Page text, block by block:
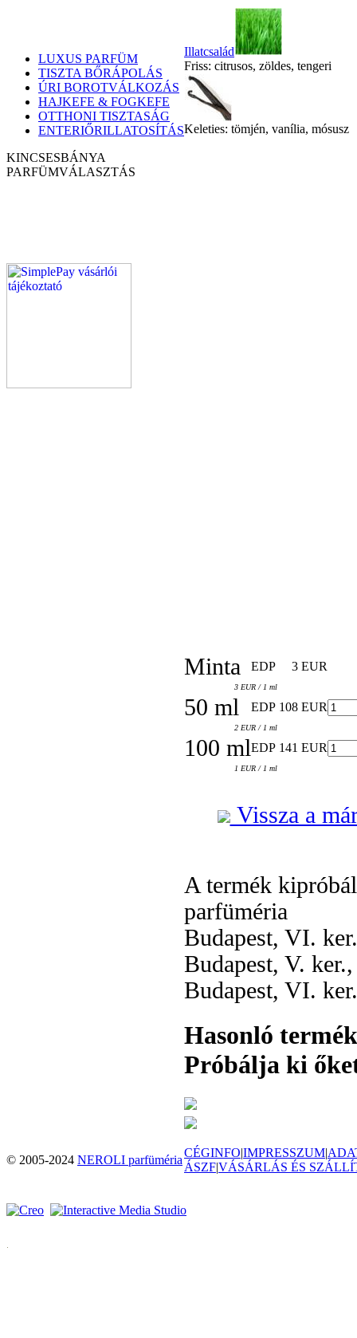
LUXUS PARFÜM
TISZTA BŐRÁPOLÁS
ÚRI BOROTVÁLKOZÁS
HAJKEFE & FOGKEFE
OTTHONI TISZTASÁG
ENTERIŐRILLATOSÍTÁS
KINCSESBÁNYA
PARFÜMVÁLASZTÁS
Illatcsalád
Friss: citrusos, zöldes, tengeri
Keleties: tömjén, vanília, mósusz
Minta EDP 3 EUR
3 EUR / 1 ml
50 ml EDP 108 EUR
2 EUR / 1 ml
100 mlEDP 141 EUR
1 EUR / 1 ml
Vissza a
A termék
parfüméria
Budapest, VI.
Budapest, V.
Budapest, VI.
Hasonló
Próbálja ki
© 2005-2024 NEROLI parfüméria
CÉGINFO|IMPRESSZUM|
ÁSZF|VÁSÁRLÁS ÉS